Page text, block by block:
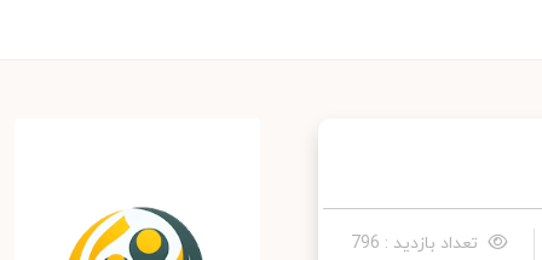
تعداد بازدید : 796